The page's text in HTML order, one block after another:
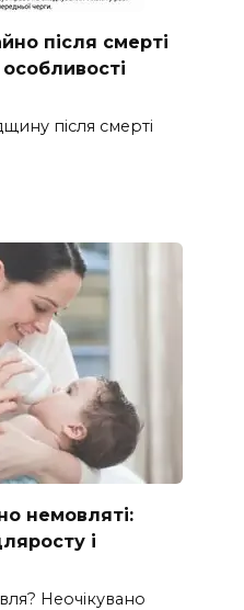
після смерті
після смерті
немовляті:
і
Неочікувано